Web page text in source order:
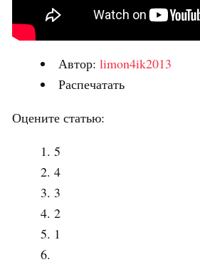
Автор: limon4ik2013
Распечатать
Оцените статью:
5
4
3
2
1